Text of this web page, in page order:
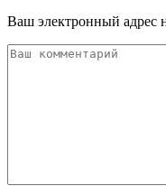
Ваш электронный адрес